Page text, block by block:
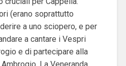
(erano soprattutto
a uno sciopero, e per
a cantare i Vespri
e di partecipare alla